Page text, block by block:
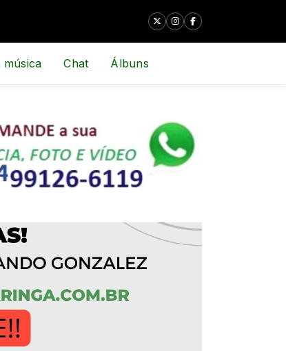
música Chat Álbuns